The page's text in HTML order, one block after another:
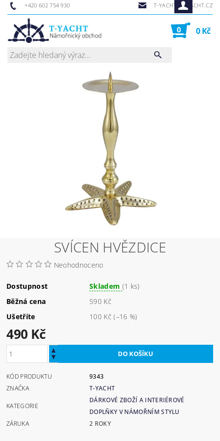
+420 602 754 930 T-YACHT@T-YACHT.CZ
0 0 Kč
SVÍCEN HVĚZDICE
Neohodnoceno
Dostupnost Skladem (1 ks)
Běžná cena
590 Kč
Ušetříte
100 Kč(–16 %)
490 Kč
KÓD PRODUKTU
9343
ZNAČKA
T-YACHT
KATEGORIE
DÁRKOVÉ ZBOŽÍ A INTERIÉROVÉ
DOPLŇKY V NÁMOŘNÍM STYLU
ZÁRUKA
2 ROKY